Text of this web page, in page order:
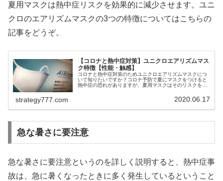
夏用マスクは熱中症リスクを効果的に減少させます。ユニ
クロのエアリズムマスクの3つの特徴についてはこちらの
記事をどうぞ。
【コロナと熱中症対策】ユニクロエアリズムマス
ク特徴【性能・触感】
コロナと熱中症対策のためユニクロエアリズムマスクにつ
いて知りたいですか？コロナ予防で夏にマスクをつけると
熱中症の恐れがありますが、夏用マスクはそのリスクを減
strategy777.com 2020.06.17
急な暑さに要注意
急な暑さに要注意というのを詳しく説明すると、熱中症事
故は、急に暑くなったときに多く発生しているということ